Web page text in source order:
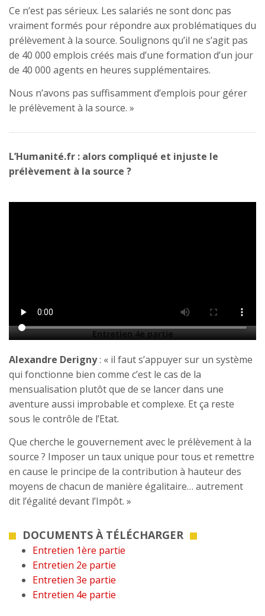
Ce n’est pas sérieux. Les salariés ne sont donc pas
vraiment formés pour répondre aux problématiques du
prélèvement à la source. Soulignons qu’il ne s’agit pas
de 40 000 emplois créés mais d’une formation d’un jour
de 40 000 agents en heures supplémentaires.
Nous n’avons pas suffisamment d’emplois pour gérer
le prélèvement à la source. »
L’Humanité.fr : alors compliqué et injuste le
prélèvement à la source ?
Entretien 4e partie
Alexandre Derigny: « il faut s’appuyer sur un système
qui fonctionne bien comme c’est le cas de la
mensualisation plutôt que de se lancer dans une
aventure aussi improbable et complexe. Et ça reste
sous le contrôle de l’Etat.
Que cherche le gouvernement avec le prélèvement à la
source ? Imposer un taux unique pour tous et remettre
en cause le principe de la contribution à hauteur des
moyens de chacun de manière égalitaire… autrement
dit l’égalité devant l’Impôt. »
DOCUMENTS À TÉLÉCHARGER
Entretien 1ère partie
Entretien 2e partie
Entretien 3e partie
Entretien 4e partie